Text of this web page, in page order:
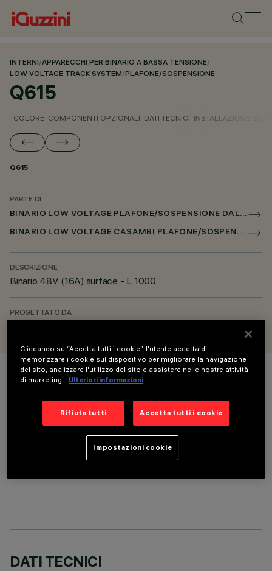
INTERNI/APPARECCHI PER BINARIO A BASSA TENSIONE/
LOW VOLTAGE TRACK SYSTEM/PLAFONE/SOSPENSIONE
Q615
COLORE COMPONENTI OPZIONALI DATI TECNICI INSTALLAZIONE
Q615
PARTE DI
BINARIO LOW VOLTAGE PLAFONE/SOSPENSIONE DALI POWERLINE
BINARIO LOW VOLTAGE CASAMBI PLAFONE/SOSPENSIONE
DESCRIZIONE
Binario 48V (16A) surface - L 1000
PROGETTATO DA
COLORE
DATI TECNICI
Cliccando su “Accetta tutti i cookie”, l'utente accetta di
memorizzare i cookie sul dispositivo per migliorare la navigazione
del sito, analizzare l'utilizzo del sito e assistere nelle nostre attività
di marketing.
Ulteriori informazioni
Rifiuta tutti Accetta tutti i cookie
Impostazioni cookie